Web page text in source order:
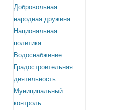
Добровольная
народная дружина
Национальная
политика
Водоснабжение
Градостроительная
деятельность
Муниципальный
контроль